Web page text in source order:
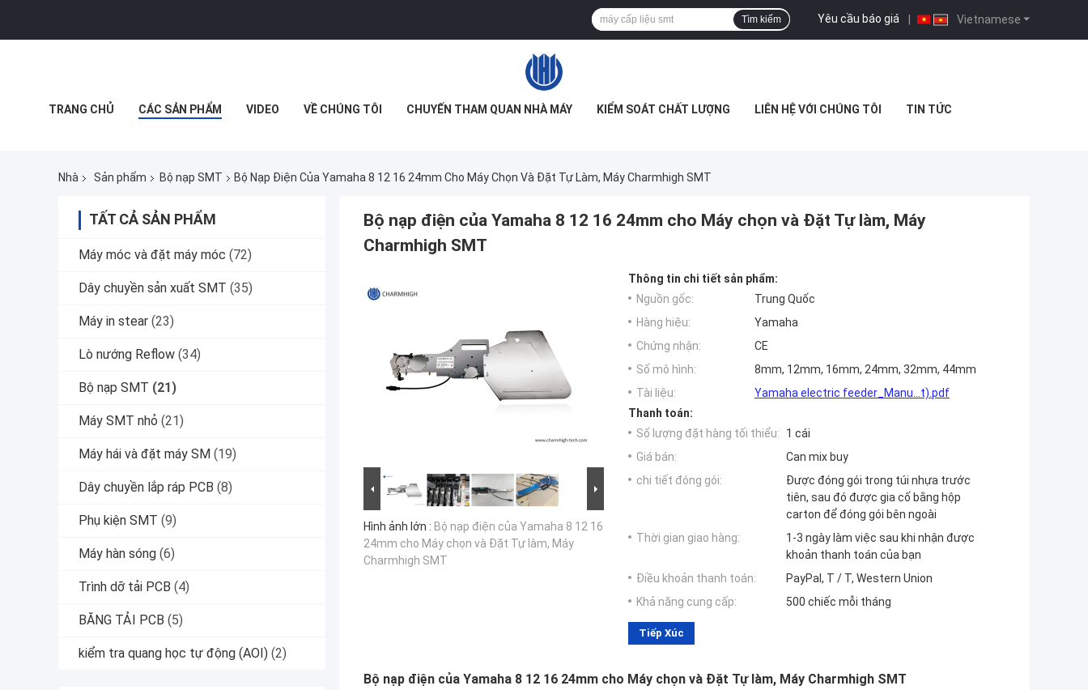
Vietnamese
Yêu cầu báo giá |
Tìm kiếm
TRANG CHỦ CÁC SẢN PHẨM VIDEO VỀ CHÚNG TÔI CHUYẾN THAM QUAN NHÀ MÁY KIỂM SOÁT CHẤT LƯỢNG LIÊN HỆ VỚI CHÚNG TÔI TIN TỨC
Nhà Sản phẩm Bộ nạp SMT Bộ Nạp Điện Của Yamaha 8 12 16 24mm Cho Máy Chọn Và Đặt Tự Làm, Máy Charmhigh SMT
TẤT CẢ SẢN PHẨM
Máy móc và đặt máy móc (72)
Dây chuyền sản xuất SMT (35)
Máy in stear (23)
Lò nướng Reflow (34)
Bộ nạp SMT (21)
Máy SMT nhỏ (21)
Máy hái và đặt máy SM (19)
Dây chuyền lắp ráp PCB (8)
Phụ kiện SMT (9)
Máy hàn sóng (6)
Trình dỡ tải PCB (4)
BĂNG TẢI PCB (5)
kiểm tra quang học tự động (AOI) (2)
Bộ nạp điện của Yamaha 8 12 16 24mm cho Máy chọn và Đặt Tự làm, Máy
Charmhigh SMT
Hình ảnh lớn : Bộ nạp điện của Yamaha 8 12 16
24mm cho Máy chọn và Đặt Tự làm, Máy
Charmhigh SMT
Thông tin chi tiết sản phẩm:
Nguồn gốc:
Trung Quốc
Hàng hiệu:
Yamaha
Chứng nhận:
CE
Số mô hình:
8mm, 12mm, 16mm, 24mm, 32mm, 44mm
Tài liệu:
Yamaha electric feeder_Manu...t).pdf
Thanh toán:
Số lượng đặt hàng tối thiểu:
1 cái
Giá bán:
Can mix buy
chi tiết đóng gói:
Được đóng gói trong túi nhựa trước
tiên, sau đó được gia cố bằng hộp
carton để đóng gói bên ngoài
Thời gian giao hàng:
1-3 ngày làm việc sau khi nhận được
khoản thanh toán của bạn
Điều khoản thanh toán:
PayPal, T / T, Western Union
Khả năng cung cấp:
500 chiếc mỗi tháng
Tiếp Xúc
Bộ nạp điện của Yamaha 8 12 16 24mm cho Máy chọn và Đặt Tự làm, Máy Charmhigh SMT